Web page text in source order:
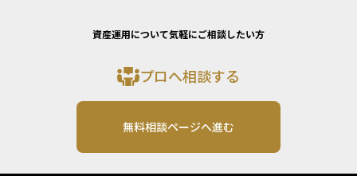
資産運用について気軽にご相談したい方
プロへ相談する
無料相談ページへ進む